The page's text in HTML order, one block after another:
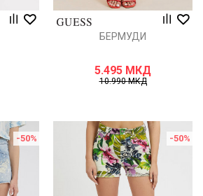
БЕРМУДИ
5.495 МКД
10.990МКД
-50% -50%